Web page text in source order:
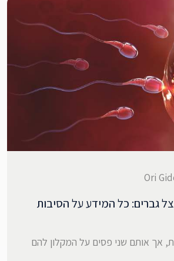
גברים: כל המידע על הסיבות
אך אותם שני פסים על המקלון להם